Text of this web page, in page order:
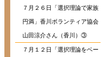
７月２６日「選択理論で家族
円満」香川ボランティア協会
山田涼介さん（香川）③
７月１２日「選択理論をベー